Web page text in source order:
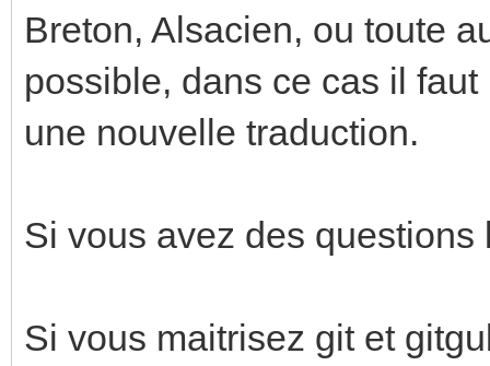
Breton, Alsacien, ou toute
possible, dans ce cas il
une nouvelle traduction.
Si vous avez des
Si vous maitrisez git et